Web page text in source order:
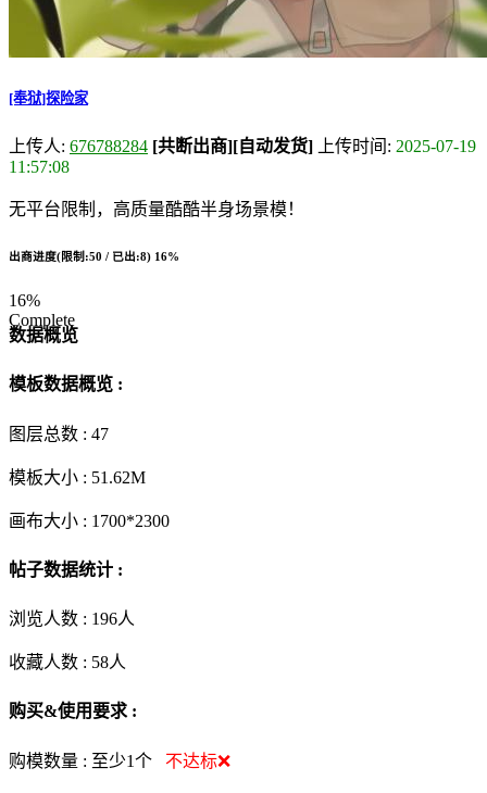
[奉狱]探险家
上传人: 676788284 [共断出商][自动发货] 上传时间: 2025-07-19
11:57:08
无平台限制，高质量酷酷半身场景模！
出商进度(限制:50 / 已出:8) 16%
16%
Complete
数据概览
模板数据概览 :
图层总数 : 47
模板大小 : 51.62M
画布大小 : 1700*2300
帖子数据统计 :
浏览人数 : 196人
收藏人数 : 58人
购买&使用要求 :
购模数量 : 至少1个 不达标❌